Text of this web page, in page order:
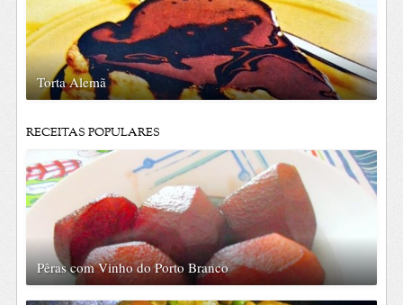
Torta Alemã
RECEITAS POPULARES
Pêras com Vinho do Porto Branco